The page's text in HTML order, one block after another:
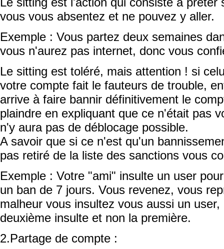
vous vous absentez et ne pouvez y aller.
Exemple : Vous partez deux semaines
vous n'aurez pas internet, donc vous
Le sitting est toléré, mais attention ! si
votre compte fait le fauteurs de trouble,
arrive à faire bannir définitivement le
plaindre en expliquant que ce n'était pas
n'y aura pas de déblocage possible.
A savoir que si ce n'est qu'un
pas retiré de la liste des sanctions vous
Exemple : Votre "ami" insulte un user
un ban de 7 jours. Vous revenez, vous
malheur vous insultez vous aussi un
deuxième insulte et non la première.
2.Partage de compte :